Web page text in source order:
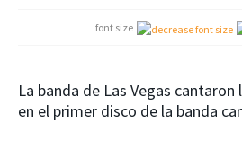
font size
La banda de Las Vegas cantaron
en el primer disco de la banda